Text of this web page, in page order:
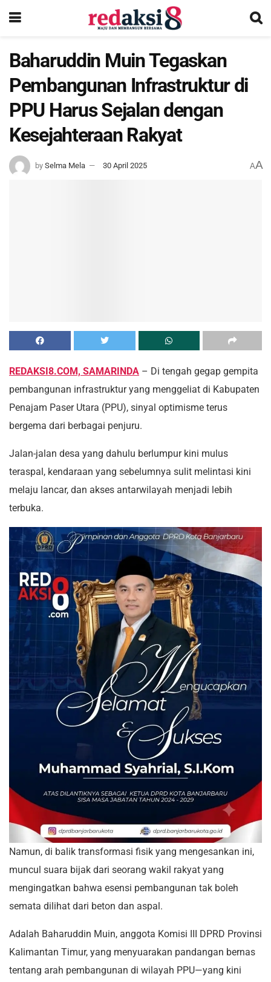
Baharuddin Muin Tegaskan
Pembangunan Infrastruktur di
PPU Harus Sejalan dengan
Kesejahteraan Rakyat
by Selma Mela 30 April 2025 AA
REDAKSI8.COM, SAMARINDA – Di tengah gegap gempita
pembangunan infrastruktur yang menggeliat di Kabupaten
Penajam Paser Utara (PPU), sinyal optimisme terus
bergema dari berbagai penjuru.
Jalan-jalan desa yang dahulu berlumpur kini mulus
teraspal, kendaraan yang sebelumnya sulit melintasi kini
melaju lancar, dan akses antarwilayah menjadi lebih
terbuka.
Namun, di balik transformasi fisik yang mengesankan ini,
muncul suara bijak dari seorang wakil rakyat yang
mengingatkan bahwa esensi pembangunan tak boleh
semata dilihat dari beton dan aspal.
Adalah Baharuddin Muin, anggota Komisi III DPRD Provinsi
Kalimantan Timur, yang menyuarakan pandangan bernas
tentang arah pembangunan di wilayah PPU—yang kini